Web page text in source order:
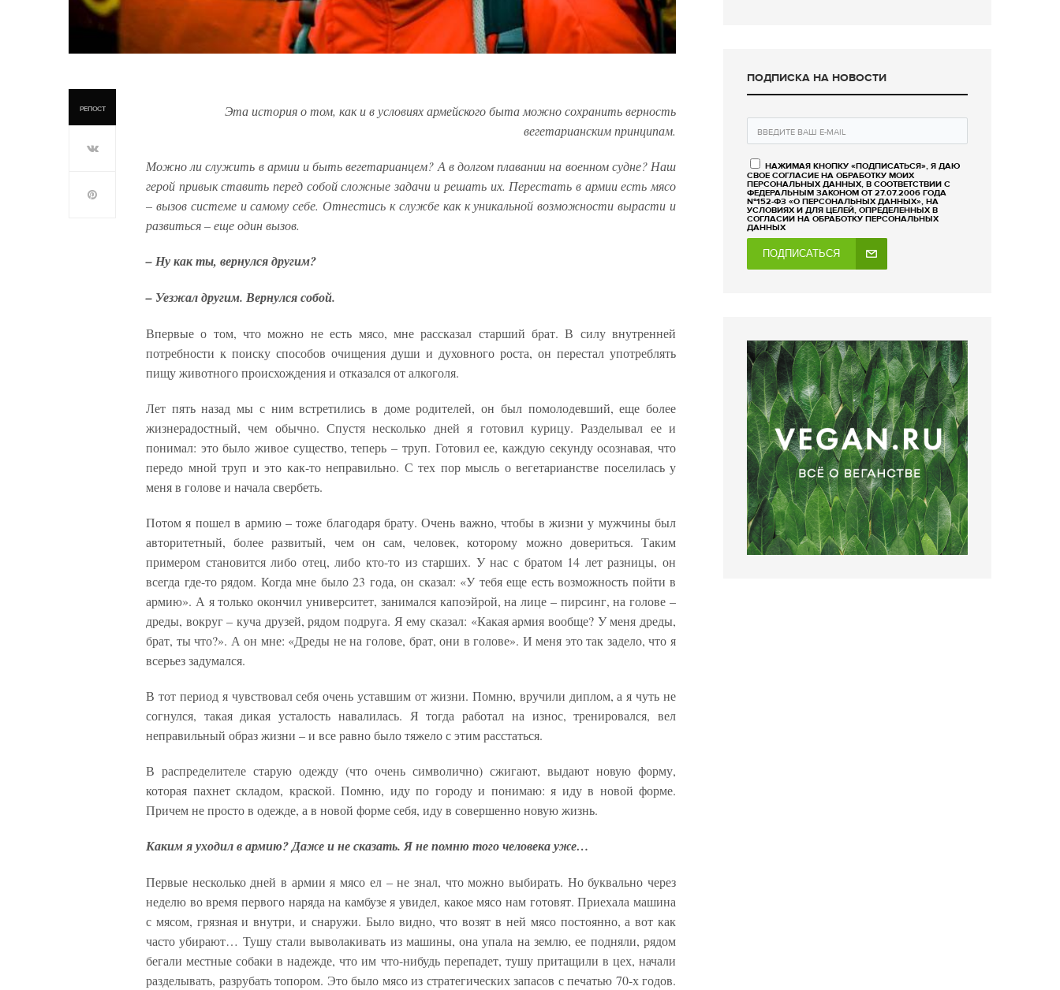
РЕПОСТ
Эта история о том, как и в условиях армейского быта можно сохранить верность
вегетарианским принципам.
Можно ли служить в армии и быть вегетарианцем? А в долгом плавании на военном судне? Наш
герой привык ставить перед собой сложные задачи и решать их. Перестать в армии есть мясо
– вызов системе и самому себе. Отнестись к службе как к уникальной возможности вырасти и
развиться – еще один вызов.
– Ну как ты, вернулся другим?
– Уезжал другим. Вернулся собой.
Впервые о том, что можно не есть мясо, мне рассказал старший брат. В силу внутренней
потребности к поиску способов очищения души и духовного роста, он перестал употреблять
пищу животного происхождения и отказался от алкоголя.
Лет пять назад мы с ним встретились в доме родителей, он был помолодевший, еще более
жизнерадостный, чем обычно. Спустя несколько дней я готовил курицу. Разделывал ее и
понимал: это было живое существо, теперь – труп. Готовил ее, каждую секунду осознавая, что
передо мной труп и это как-то неправильно. С тех пор мысль о вегетарианстве поселилась у
меня в голове и начала свербеть.
Потом я пошел в армию – тоже благодаря брату. Очень важно, чтобы в жизни у мужчины был
авторитетный, более развитый, чем он сам, человек, которому можно довериться. Таким
примером становится либо отец, либо кто-то из старших. У нас с братом 14 лет разницы, он
всегда где-то рядом. Когда мне было 23 года, он сказал: «У тебя еще есть возможность пойти в
армию». А я только окончил университет, занимался капоэйрой, на лице – пирсинг, на голове –
дреды, вокруг – куча друзей, рядом подруга. Я ему сказал: «Какая армия вообще? У меня дреды,
брат, ты что?». А он мне: «Дреды не на голове, брат, они в голове». И меня это так задело, что я
всерьез задумался.
В тот период я чувствовал себя очень уставшим от жизни. Помню, вручили диплом, а я чуть не
согнулся, такая дикая усталость навалилась. Я тогда работал на износ, тренировался, вел
неправильный образ жизни – и все равно было тяжело с этим расстаться.
В распределителе старую одежду (что очень символично) сжигают, выдают новую форму,
которая пахнет складом, краской. Помню, иду по городу и понимаю: я иду в новой форме.
Причем не просто в одежде, а в новой форме себя, иду в совершенно новую жизнь.
Каким я уходил в армию? Даже и не сказать. Я не помню того человека уже…
Первые несколько дней в армии я мясо ел – не знал, что можно выбирать. Но буквально через
неделю во время первого наряда на камбузе я увидел, какое мясо нам готовят. Приехала машина
с мясом, грязная и внутри, и снаружи. Было видно, что возят в ней мясо постоянно, а вот как
часто убирают… Тушу стали выволакивать из машины, она упала на землю, ее подняли, рядом
бегали местные собаки в надежде, что им что-нибудь перепадет, тушу притащили в цех, начали
разделывать, разрубать топором. Это было мясо из стратегических запасов с печатью 70-х годов.
ПОДПИСКА НА НОВОСТИ
НАЖИМАЯ КНОПКУ «ПОДПИСАТЬСЯ», Я ДАЮ
СВОЕ СОГЛАСИЕ НА ОБРАБОТКУ МОИХ
ПЕРСОНАЛЬНЫХ ДАННЫХ, В СООТВЕТСТВИИ С
ФЕДЕРАЛЬНЫМ ЗАКОНОМ ОТ 27.07.2006 ГОДА
№152-ФЗ «О ПЕРСОНАЛЬНЫХ ДАННЫХ», НА
УСЛОВИЯХ И ДЛЯ ЦЕЛЕЙ, ОПРЕДЕЛЕННЫХ В
СОГЛАСИИ НА ОБРАБОТКУ ПЕРСОНАЛЬНЫХ
ДАННЫХ
ПОДПИСАТЬСЯ